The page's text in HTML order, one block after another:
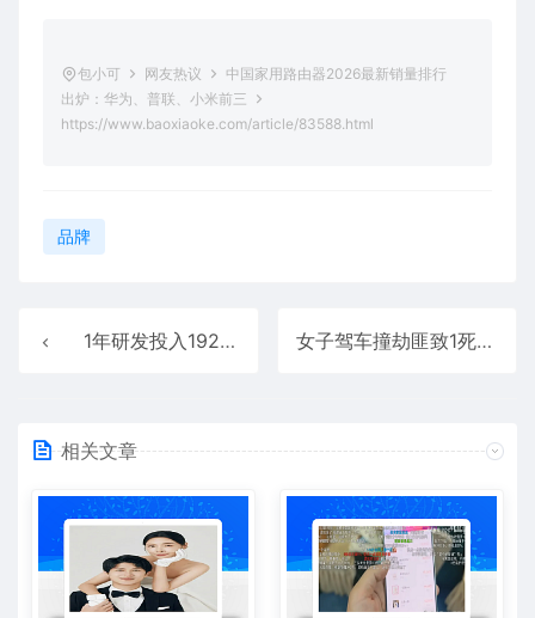
包小可 网友热议
中国家用路由器2026最新销量排行
出炉：华为、普联、小米前三
https://www.baoxiaoke.com/article/83588.html
品牌
1年研发投入1923亿元近2倍于利润！华为终端、汽车两大业务大放异彩 女子驾车撞劫匪致1死2伤！本人无罪受伤劫匪双双获刑
相关文章